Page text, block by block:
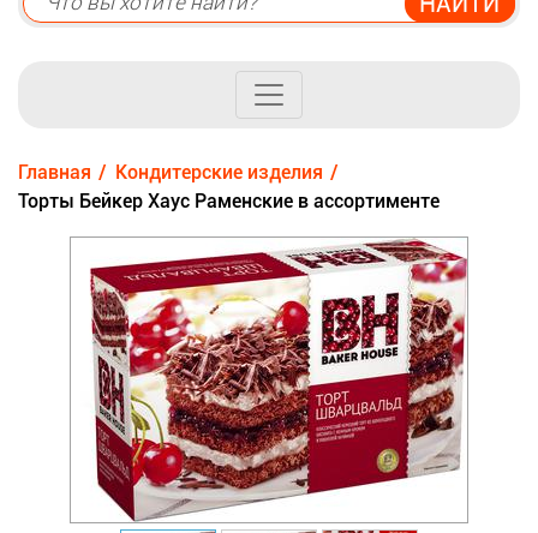
Главная
Кондитерские изделия
Торты Бейкер Хаус Раменские в ассортименте